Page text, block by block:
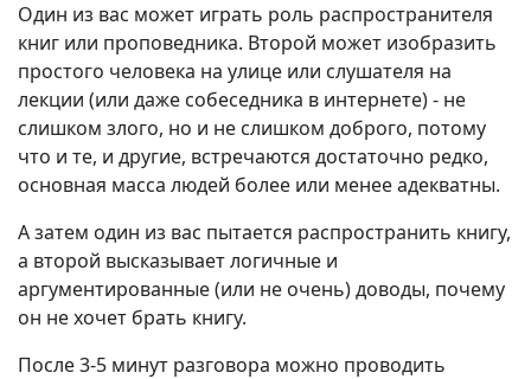
Один из вас может играть роль распространителя
книг или проповедника. Второй может изобразить
простого человека на улице или слушателя на
лекции (или даже собеседника в интернете) - не
слишком злого, но и не слишком доброго, потому
что и те, и другие, встречаются достаточно редко,
основная масса людей более или менее адекватны.
А затем один из вас пытается распространить книгу,
а второй высказывает логичные и
аргументированные (или не очень) доводы, почему
он не хочет брать книгу.
После 3-5 минут разговора можно проводить